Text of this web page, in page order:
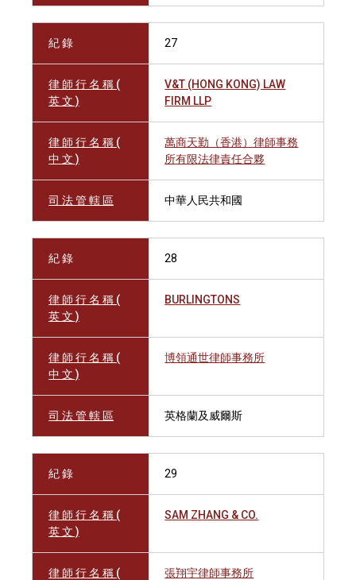
紀 錄 27
律 師 行 名 稱 (
英 文 )
V&T (HONG KONG) LAW
FIRM LLP
律 師 行 名 稱 (
中 文 )
萬商天勤（香港）律師事務
所有限法律責任合夥
司 法 管 轄 區 中華人民共和國
紀 錄 28
律 師 行 名 稱 (
英 文 )
BURLINGTONS
律 師 行 名 稱 (
中 文 )
博領通世律師事務所
司 法 管 轄 區 英格蘭及威爾斯
紀 錄 29
律 師 行 名 稱 (
英 文 )
SAM ZHANG & CO.
律 師 行 名 稱 (
張翔宇律師事務所